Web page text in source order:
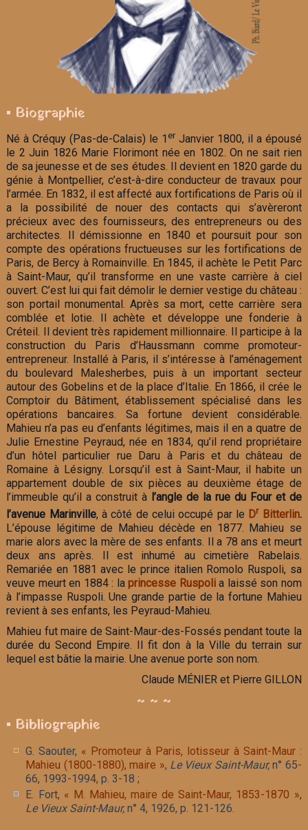
▪ Biographie
Né à Créquy (Pas-de-Calais) le 1erJanvier 1800, il a épousé
le 2 Juin 1826 Marie Florimont née en 1802. On ne sait rien
de sa jeunesse et de ses études. Il devient en 1820 garde du
génie à Montpellier, c’est-à-dire conducteur de travaux pour
l’armée. En 1832, il est affecté aux fortifications de Paris où il
a la possibilité de nouer des contacts qui s’avèreront
précieux avec des fournisseurs, des entrepreneurs ou des
architectes. Il démissionne en 1840 et poursuit pour son
compte des opérations fructueuses sur les fortifications de
Paris, de Bercy à Romainville. En 1845, il achète le Petit Parc
à Saint-Maur, qu’il transforme en une vaste carrière à ciel
ouvert. C’est lui qui fait démolir le dernier vestige du château :
son portail monumental. Après sa mort, cette carrière sera
comblée et lotie. Il achète et développe une fonderie à
Créteil. Il devient très rapidement millionnaire. Il participe à la
construction du Paris d’Haussmann comme promoteur-
entrepreneur. Installé à Paris, il s’intéresse à l’aménagement
du boulevard Malesherbes, puis à un important secteur
autour des Gobelins et de la place d’Italie. En 1866, il crée le
Comptoir du Bâtiment, établissement spécialisé dans les
opérations bancaires. Sa fortune devient considérable.
Mahieu n’a pas eu d’enfants légitimes, mais il en a quatre de
Julie Ernestine Peyraud, née en 1834, qu’il rend propriétaire
d’un hôtel particulier rue Daru à Paris et du château de
Romaine à Lésigny. Lorsqu’il est à Saint-Maur, il habite un
appartement double de six pièces au deuxième étage de
l’immeuble qu’il a construit à l’angle de la rue du Four et de
l’avenue Marinville, à côté de celui occupé par le Dr Bitterlin.
L’épouse légitime de Mahieu décède en 1877. Mahieu se
marie alors avec la mère de ses enfants. Il a 78 ans et meurt
deux ans après. Il est inhumé au cimetière Rabelais.
Remariée en 1881 avec le prince italien Romolo Ruspoli, sa
veuve meurt en 1884 : laprincesse Ruspolia laissé son nom
à l’impasse Ruspoli. Une grande partie de la fortune Mahieu
revient à ses enfants, les Peyraud-Mahieu.
Mahieu fut maire de Saint-Maur-des-Fossés pendant toute la
durée du Second Empire. Il fit don à la Ville du terrain sur
lequel est bâtie la mairie. Une avenue porte son nom.
Claude MÉNIER et Pierre GILLON
~ ~ ~
▪ Bibliographie
G. Saouter, « Promoteur à Paris, lotisseur à Saint-Maur :
Mahieu (1800-1880), maire », Le Vieux Saint-Maur,n° 65-
66, 1993-1994, p. 3-18 ;
E. Fort, « M. Mahieu, maire de Saint-Maur, 1853-1870 »,
Le Vieux Saint-Maur,n° 4, 1926, p. 121-126.